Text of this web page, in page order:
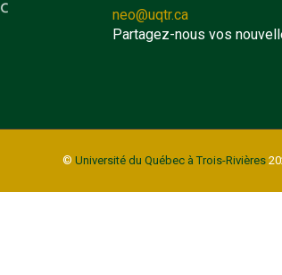
neo@uqtr.ca
Partagez-nous vos
© Université du Québec à Trois-Rivières